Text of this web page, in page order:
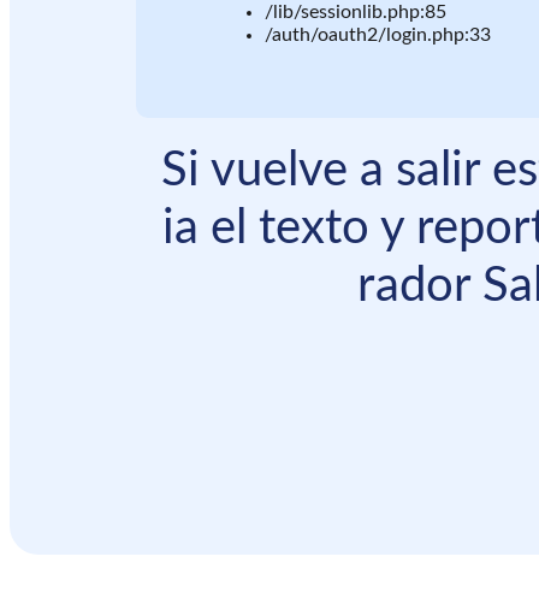
/lib/sessionlib.php:85
/auth/oauth2/login.php:33
Si vuelve a salir
ia el texto y
rador